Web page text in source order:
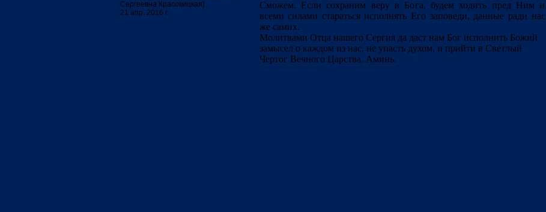
Сергеевна Красовицкая]
21 апр. 2016 г.
Сможем. Если сохраним веру в Бога, будем ходить пред Ним и
всеми силами стараться исполнять Его заповеди, данные ради нас
же самих.
Молитвами Отца нашего Сергия да даст нам Бог исполнить Божий
замысел о каждом из нас, не упасть духом, и прийти в Светлый
Чертог Вечного Царства. Аминь.